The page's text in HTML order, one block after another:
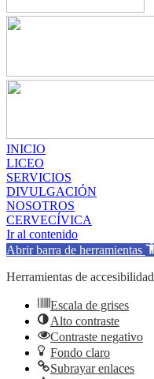
INICIO
LICEO
SERVICIOS
DIVULGACIÓN
NOSOTROS
CERVECÍVICA
Ir al contenido
Abrir barra de herramientas
Herramientas de accesibilidad
Escala de grises
Alto contraste
Contraste negativo
Fondo claro
Subrayar enlaces